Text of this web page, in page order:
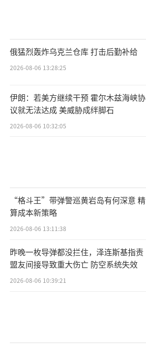
俄猛烈轰炸乌克兰仓库 打击后勤补给
2026-08-06 13:28:25
伊朗：若美方继续干预 霍尔木兹海峡协
议就无法达成 美威胁成绊脚石
2026-08-06 10:32:05
“格斗王”带弹警巡黄岩岛有何深意 精
算成本新策略
2026-08-06 13:11:38
昨晚一枚导弹都没拦住，泽连斯基指责
盟友间接导致重大伤亡 防空系统失效
2026-08-06 10:39:21